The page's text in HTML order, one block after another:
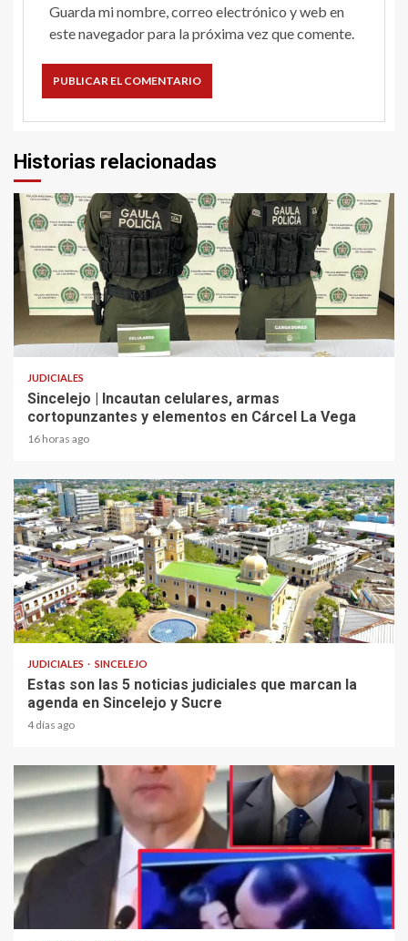
Guarda mi nombre, correo electrónico y web en
este navegador para la próxima vez que comente.
Historias relacionadas
2 min read
JUDICIALES
Sincelejo | Incautan celulares, armas
cortopunzantes y elementos en Cárcel La Vega
16 horas ago
2 min read
JUDICIALES SINCELEJO
Estas son las 5 noticias judiciales que marcan la
agenda en Sincelejo y Sucre
4 días ago